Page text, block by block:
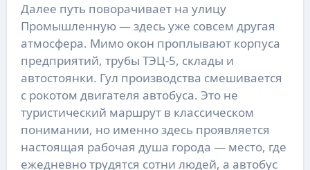
Далее путь поворачивает на улицу
Промышленную — здесь уже совсем другая
атмосфера. Мимо окон проплывают корпуса
предприятий, трубы ТЭЦ-5, склады и
автостоянки. Гул производства смешивается
с рокотом двигателя автобуса. Это не
туристический маршрут в классическом
понимании, но именно здесь проявляется
настоящая рабочая душа города — место, где
ежедневно трудятся сотни людей, а автобус